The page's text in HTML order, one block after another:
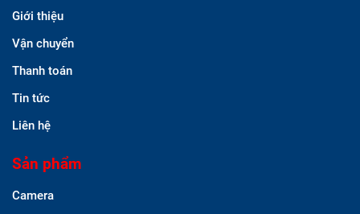
Giới thiệu
Vận chuyển
Thanh toán
Tin tức
Liên hệ
Sản phẩm
Camera